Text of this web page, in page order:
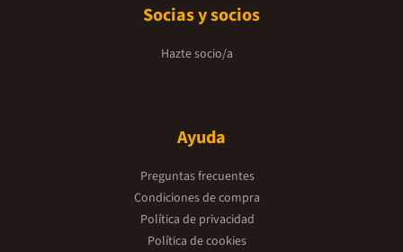
Socias y socios
Hazte socio/a
Ayuda
Preguntas frecuentes
Condiciones de compra
Política de privacidad
Política de cookies